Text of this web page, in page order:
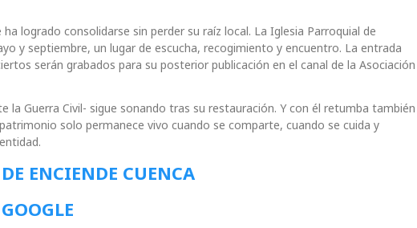
logrado consolidarse sin perder su raíz local. La Iglesia Parroquial de
y septiembre, un lugar de escucha, recogimiento y encuentro. La entrada
serán grabados para su posterior publicación en el canal de la Asociación
la Guerra Civil- sigue sonando tras su restauración. Y con él retumba también
solo permanece vivo cuando se comparte, cuando se cuida y
ENCIENDE CUENCA